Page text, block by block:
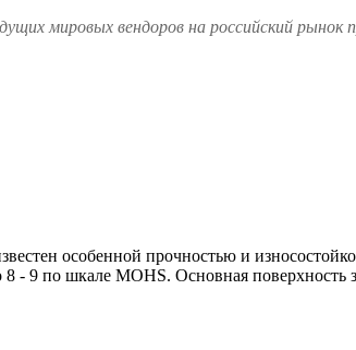
мировых вендоров на российский рынок
особенной прочностью и
- 9 по шкале MOHS. Основная